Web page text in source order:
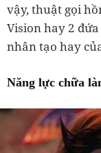
vậy, thuật gọi
Vision hay 2
nhân tạo hay
Năng lực chữa